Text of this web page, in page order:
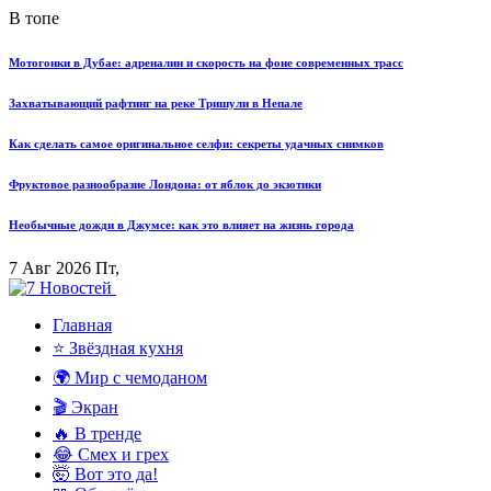
В топе
Мотогонки в Дубае: адреналин и скорость на фоне современных трасс
Захватывающий рафтинг на реке Тришули в Непале
Как сделать самое оригинальное селфи: секреты удачных снимков
Фруктовое разнообразие Лондона: от яблок до экзотики
Необычные дожди в Джумсе: как это влияет на жизнь города
7 Авг 2026 Пт,
Главная
⭐ Звёздная кухня
🌍 Мир с чемоданом
🎬 Экран
🔥 В тренде
😂 Смех и грех
🤯 Вот это да!